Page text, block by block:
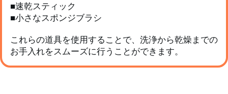
■速乾スティック
■小さなスポンジブラシ
これらの道具を使用することで、洗浄から乾燥までの
お手入れをスムーズに行うことができます。